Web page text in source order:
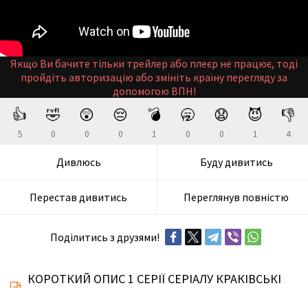
Якщо Ви бачите тільки трейлер або плеєр не працює, тоді
пройдіть авторизацію або змініть країну перегляду за
допомогою ВПН!
👍
5
🤣
0
😲
0
😔
0
💣
1
🥱
0
😧
0
😈
1
👎
4
Дивлюсь Буду дивитись
Перестав дивитись Переглянув повністю
Поділитись з друзями!
КОРОТКИЙ ОПИС 1 СЕРІЇ СЕРІАЛУ КРАКІВСЬКІ